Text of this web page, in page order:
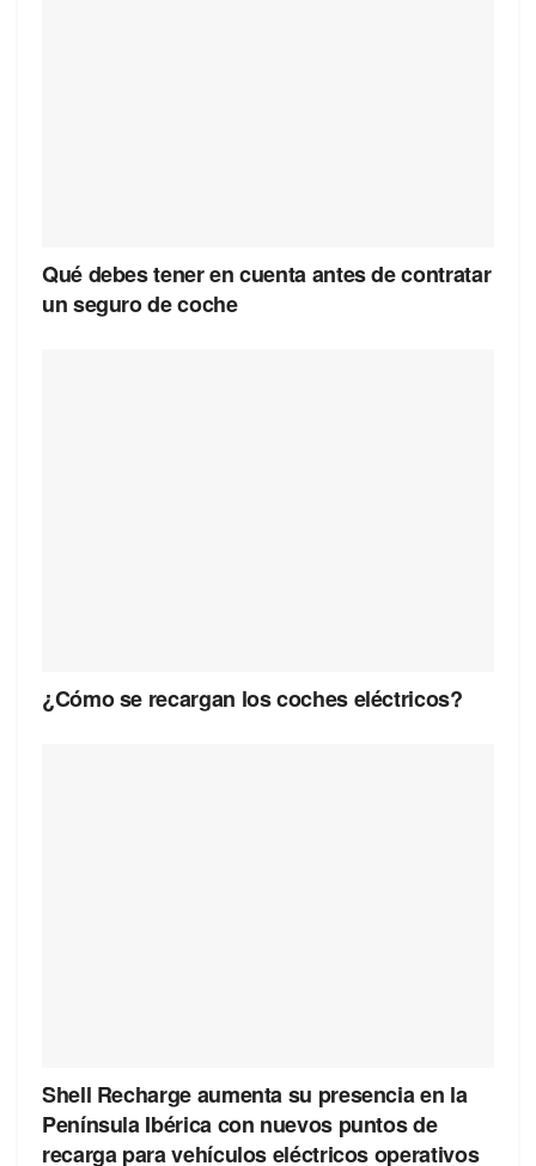
Qué debes tener en cuenta antes de contratar
un seguro de coche
¿Cómo se recargan los coches eléctricos?
Shell Recharge aumenta su presencia en la
Península Ibérica con nuevos puntos de
recarga para vehículos eléctricos operativos